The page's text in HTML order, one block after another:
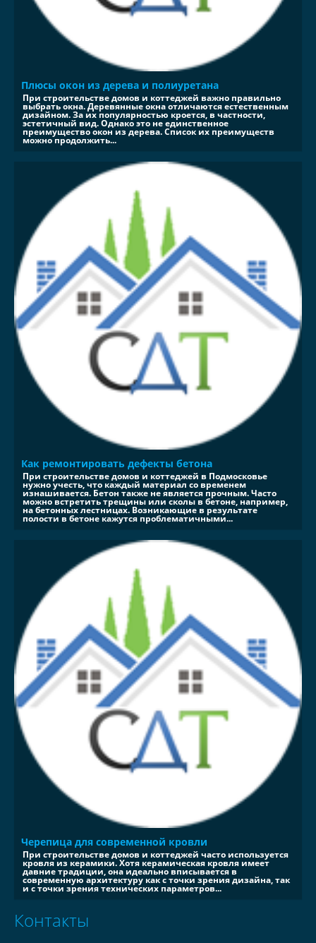
Плюсы окон из дерева и полиуретана
При строительстве домов и коттеджей важно правильно
выбрать окна. Деревянные окна отличаются естественным
дизайном. За их популярностью кроется, в частности,
эстетичный вид. Однако это не единственное
преимущество окон из дерева. Список их преимуществ
можно продолжить...
Как ремонтировать дефекты бетона
При строительстве домов и коттеджей в Подмосковье
нужно учесть, что каждый материал со временем
изнашивается. Бетон также не является прочным. Часто
можно встретить трещины или сколы в бетоне, например,
на бетонных лестницах. Возникающие в результате
полости в бетоне кажутся проблематичными...
Черепица для современной кровли
При строительстве домов и коттеджей часто используется
кровля из керамики. Хотя керамическая кровля имеет
давние традиции, она идеально вписывается в
современную архитектуру как с точки зрения дизайна, так
и с точки зрения технических параметров...
Контакты